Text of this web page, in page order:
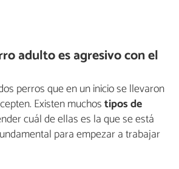
adulto es agresivo con el
perros que en un inicio se llevaron
Existen muchostipos de
cuál de ellas es la que se está
para empezar a trabajar